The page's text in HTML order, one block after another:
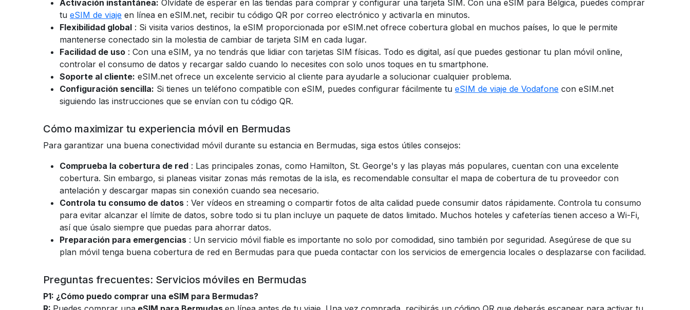
Activación instantánea: Olvídate de esperar en las tiendas para comprar y configurar una tarjeta SIM. Con una eSIM para Bélgica, puedes comprar
tu eSIM de viaje en línea en eSIM.net, recibir tu código QR por correo electrónico y activarla en minutos.
Flexibilidad global : Si visita varios destinos, la eSIM proporcionada por eSIM.net ofrece cobertura global en muchos países, lo que le permite
mantenerse conectado sin la molestia de cambiar de tarjeta SIM en cada lugar.
Facilidad de uso : Con una eSIM, ya no tendrás que lidiar con tarjetas SIM físicas. Todo es digital, así que puedes gestionar tu plan móvil online,
controlar el consumo de datos y recargar saldo cuando lo necesites con solo unos toques en tu smartphone.
Soporte al cliente: eSIM.net ofrece un excelente servicio al cliente para ayudarle a solucionar cualquier problema.
Configuración sencilla: Si tienes un teléfono compatible con eSIM, puedes configurar fácilmente tu eSIM de viaje de Vodafone con eSIM.net
siguiendo las instrucciones que se envían con tu código QR.
Cómo maximizar tu experiencia móvil en Bermudas
Para garantizar una buena conectividad móvil durante su estancia en Bermudas, siga estos útiles consejos:
Comprueba la cobertura de red : Las principales zonas, como Hamilton, St. George's y las playas más populares, cuentan con una excelente
cobertura. Sin embargo, si planeas visitar zonas más remotas de la isla, es recomendable consultar el mapa de cobertura de tu proveedor con
antelación y descargar mapas sin conexión cuando sea necesario.
Controla tu consumo de datos : Ver vídeos en streaming o compartir fotos de alta calidad puede consumir datos rápidamente. Controla tu consumo
para evitar alcanzar el límite de datos, sobre todo si tu plan incluye un paquete de datos limitado. Muchos hoteles y cafeterías tienen acceso a Wi-Fi,
así que úsalo siempre que puedas para ahorrar datos.
Preparación para emergencias : Un servicio móvil fiable es importante no solo por comodidad, sino también por seguridad. Asegúrese de que su
plan móvil tenga buena cobertura de red en Bermudas para que pueda contactar con los servicios de emergencia locales o desplazarse con facilidad.
Preguntas frecuentes: Servicios móviles en Bermudas
P1: ¿Cómo puedo comprar una eSIM para Bermudas?